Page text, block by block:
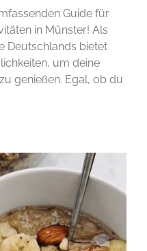
Guide für
in Münster! Als
Deutschlands bietet
um deine
genießen. Egal, ob du